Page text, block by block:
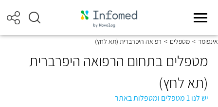
אינפומד > מטפלים > רפואה היפרברית (תא לחץ)
מטפלים בתחום הרפואה היפרברית
(תא לחץ)
יש לנו 1 מטפלים ומטפלות באתר